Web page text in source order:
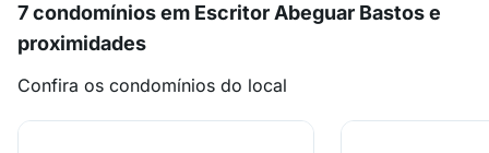
7 condomínios em Escritor Abeguar Bastos e
proximidades
Confira os condomínios do local